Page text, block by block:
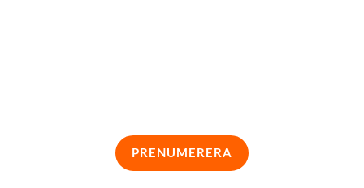
PRENUMERERA